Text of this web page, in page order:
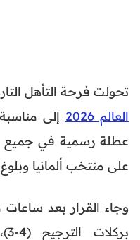
تحولت فرحة التأهل
العالم 2026
إلى
عطلة رسمية في جميع
على منتخب ألمانيا
وجاء القرار بعد ساعات